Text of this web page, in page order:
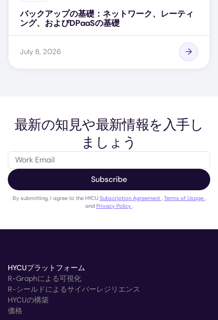
バックアップの基礎：ネットワーク、レーティ
ング、およびDPaaSの基礎
July 8, 2026
最新の知見や最新情報を入手し
ましょう
Subscribe
By submitting, I agree to the HYCU Subscription Agreement , Terms of Usage ,
and Privacy Policy .
HYCUプラットフォーム
R-Graphによる可視化
R-シールドによるサイバーレジリエンス
HYCUの構築
価格